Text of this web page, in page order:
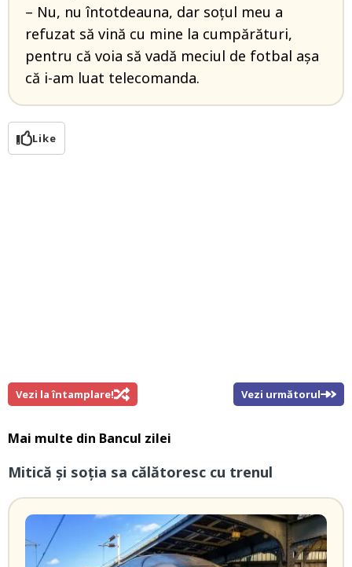
– Nu, nu întotdeauna, dar soțul meu a
refuzat să vină cu mine la cumpărături,
pentru că voia să vadă meciul de fotbal așa
că i-am luat telecomanda.
Like
Vezi la întamplare! Vezi următorul
Mai multe din Bancul zilei
Mitică și soția sa călătoresc cu trenul